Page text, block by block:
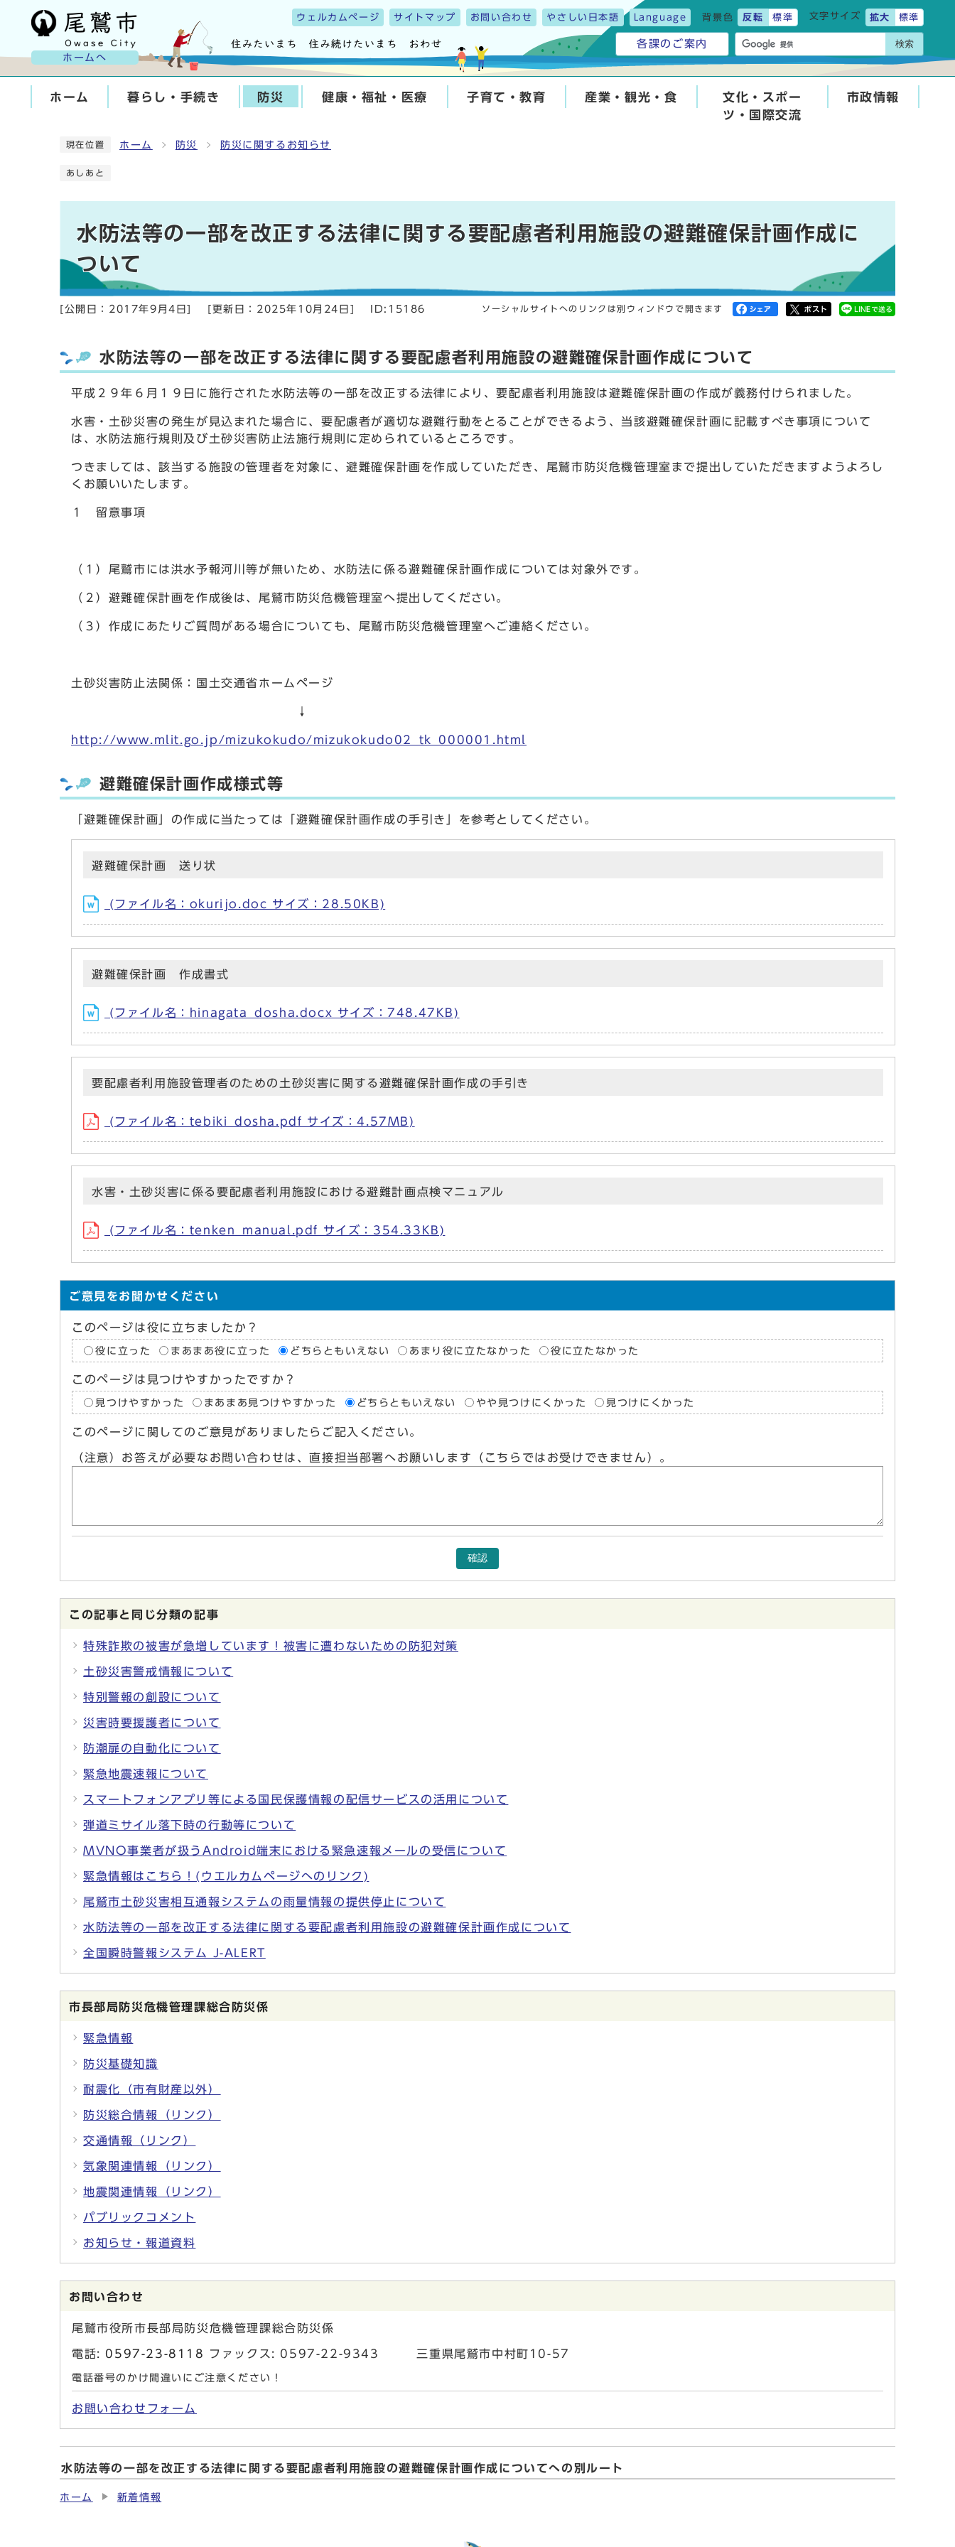
ホームへ
ウェルカムページ サイトマップ お問い合わせ やさしい日本語 Language 背景色 反転 標準 文字サイズ 拡大 標準
各課のご案内 検索
ホーム 暮らし・手続き 防災 健康・福祉・医療 子育て・教育 産業・観光・食
文化・スポー
ツ・国際交流
市政情報
現在位置 ホーム 防災 防災に関するお知らせ
あしあと
水防法等の一部を改正する法律に関する要配慮者利用施設の避難確保計画作成に
ついて
[公開日： 2017年9月4日 [更新日： 2025年10月24日 ID:15186 ソーシャルサイトへのリンクは別ウィンドウで開きます
水防法等の一部を改正する法律に関する要配慮者利用施設の避難確保計画作成について
平成２９年６月１９日に施行された水防法等の一部を改正する法律により、要配慮者利用施設は避難確保計画の作成が義務付けられました。
水害・土砂災害の発生が見込まれた場合に、要配慮者が適切な避難行動をとることができるよう、当該避難確保計画に記載すべき事項について
は、水防法施行規則及び土砂災害防止法施行規則に定められているところです。
つきましては、該当する施設の管理者を対象に、避難確保計画を作成していただき、尾鷲市防災危機管理室まで提出していただきますようよろし
くお願いいたします。
１ 留意事項
（１）尾鷲市には洪水予報河川等が無いため、水防法に係る避難確保計画作成については対象外です。
（２）避難確保計画を作成後は、尾鷲市防災危機管理室へ提出してください。
（３）作成にあたりご質問がある場合についても、尾鷲市防災危機管理室へご連絡ください。
土砂災害防止法関係：国土交通省ホームページ
↓
http://www.mlit.go.jp/mizukokudo/mizukokudo02_tk_000001.html
避難確保計画作成様式等
「避難確保計画」の作成に当たっては「避難確保計画作成の手引き」を参考としてください。
避難確保計画 送り状
(ファイル名：okurijo.doc サイズ：28.50KB)
避難確保計画 作成書式
(ファイル名：hinagata_dosha.docx サイズ：748.47KB)
要配慮者利用施設管理者のための土砂災害に関する避難確保計画作成の手引き
(ファイル名：tebiki_dosha.pdf サイズ：4.57MB)
水害・土砂災害に係る要配慮者利用施設における避難計画点検マニュアル
(ファイル名：tenken_manual.pdf サイズ：354.33KB)
ご意見をお聞かせください
このページは役に立ちましたか？
役に立った まあまあ役に立った どちらともいえない あまり役に立たなかった 役に立たなかった
このページは見つけやすかったですか？
見つけやすかった まあまあ見つけやすかった どちらともいえない やや見つけにくかった 見つけにくかった
このページに関してのご意見がありましたらご記入ください。
（注意）お答えが必要なお問い合わせは、直接担当部署へお願いします（こちらではお受けできません）。
確認
この記事と同じ分類の記事
特殊詐欺の被害が急増しています！被害に遭わないための防犯対策
土砂災害警戒情報について
特別警報の創設について
災害時要援護者について
防潮扉の自動化について
緊急地震速報について
スマートフォンアプリ等による国民保護情報の配信サービスの活用について
弾道ミサイル落下時の行動等について
MVNO事業者が扱うAndroid端末における緊急速報メールの受信について
緊急情報はこちら！(ウエルカムページへのリンク)
尾鷲市土砂災害相互通報システムの雨量情報の提供停止について
水防法等の一部を改正する法律に関する要配慮者利用施設の避難確保計画作成について
全国瞬時警報システム J-ALERT
市長部局防災危機管理課総合防災係
緊急情報
防災基礎知識
耐震化（市有財産以外）
防災総合情報（リンク）
交通情報（リンク）
気象関連情報（リンク）
地震関連情報（リンク）
パブリックコメント
お知らせ・報道資料
お問い合わせ
尾鷲市役所市長部局防災危機管理課総合防災係
電話: 0597-23-8118 ファックス: 0597-22-9343 三重県尾鷲市中村町10-57
電話番号のかけ間違いにご注意ください！
お問い合わせフォーム
水防法等の一部を改正する法律に関する要配慮者利用施設の避難確保計画作成についてへの別ルート
ホーム 新着情報